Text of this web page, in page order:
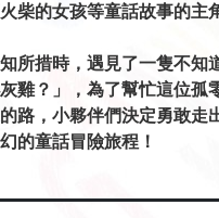
柴的女孩等童話故事的主
所措時，遇見了一隻不知
雞？」，為了幫忙這位孤
路，小夥伴們決定勇敢走
的童話冒險旅程！